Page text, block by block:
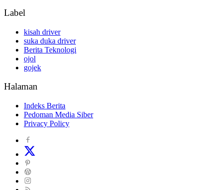
Label
kisah driver
suka duka driver
Berita Teknologi
ojol
gojek
Halaman
Indeks Berita
Pedoman Media Siber
Privacy Policy